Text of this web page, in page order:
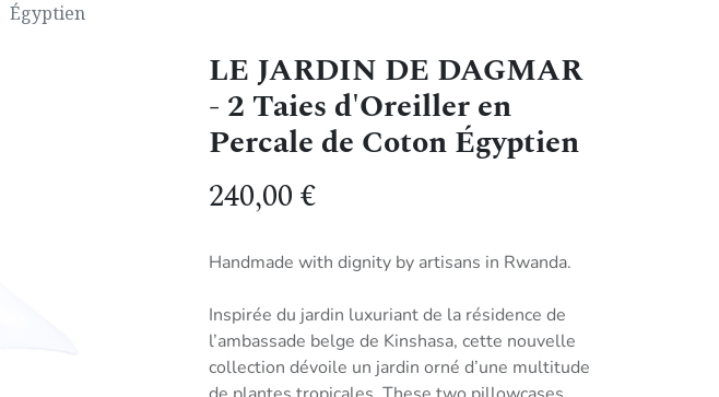
Égyptien
LE JARDIN DE DAGMAR
- 2 Taies d'Oreiller en
Percale de Coton Égyptien
240,00€
Handmade with dignity by artisans in Rwanda.
Inspirée du jardin luxuriant de la résidence de
l’ambassade belge de Kinshasa, cette nouvelle
collection dévoile un jardin orné d’une multitude